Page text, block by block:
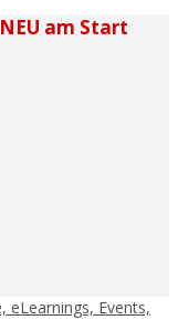
NEU am Start